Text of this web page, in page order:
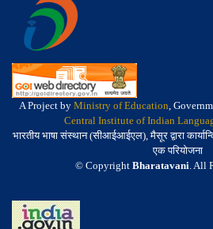
A Project by Ministry of Education,
Central Institute of Indian
भारतीय भाषा संस्थान (सीआईआईएल), मैसूर द्वारा
एक परियोजना
© Copyright Bharatavani. All